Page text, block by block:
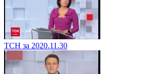
ТСН за 2020.11.30